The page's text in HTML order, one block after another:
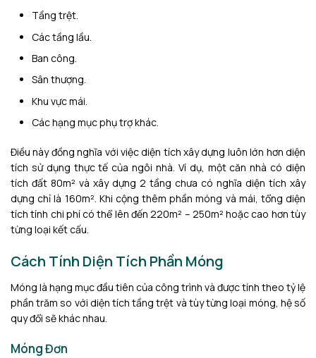
Tầng trệt.
Các tầng lầu.
Ban công.
Sân thượng.
Khu vực mái.
Các hạng mục phụ trợ khác.
Điều này đồng nghĩa với việc diện tích xây dựng luôn lớn hơn diện
tích sử dụng thực tế của ngôi nhà. Ví dụ, một căn nhà có diện
tích đất 80m² và xây dựng 2 tầng chưa có nghĩa diện tích xây
dựng chỉ là 160m². Khi cộng thêm phần móng và mái, tổng diện
tích tính chi phí có thể lên đến 220m² – 250m² hoặc cao hơn tùy
từng loại kết cấu.
Cách Tính Diện Tích Phần Móng
Móng là hạng mục đầu tiên của công trình và được tính theo tỷ lệ
phần trăm so với diện tích tầng trệt và tùy từng loại móng, hệ số
quy đổi sẽ khác nhau.
Móng Đơn